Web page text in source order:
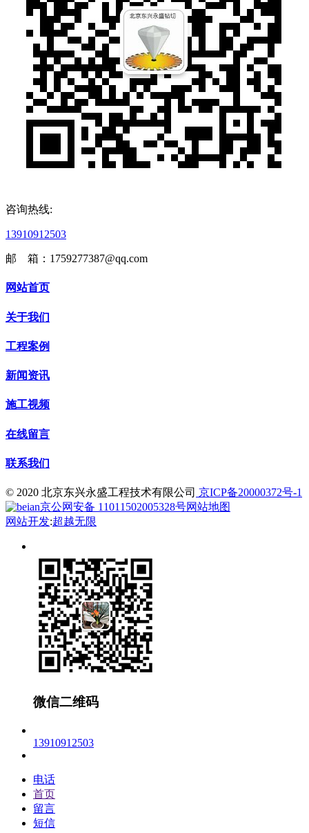
咨询热线:
13910912503
邮 箱：1759277387@qq.com
网站首页
关于我们
工程案例
新闻资讯
施工视频
在线留言
联系我们
© 2020 北京东兴永盛工程技术有限公司 京ICP备20000372号-1
京公网安备 11011502005328号网站地图
网站开发:超越无限
微信二维码
13910912503
电话
首页
留言
短信